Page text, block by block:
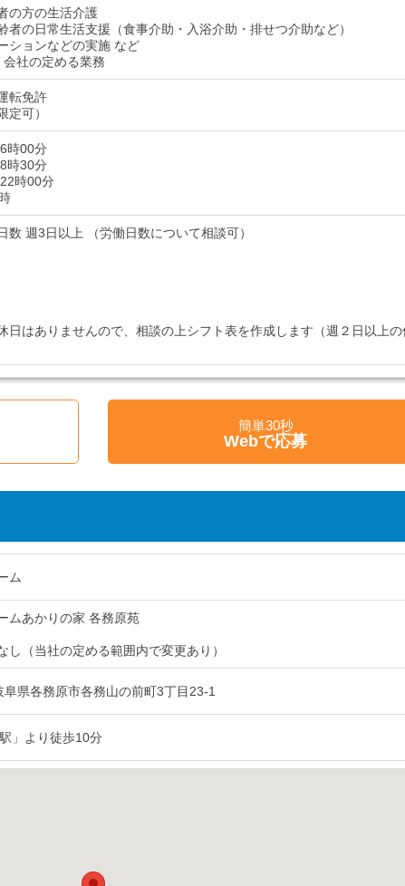
の方の生活介護
者の日常生活支援（食事介助・入浴介助・排せつ介助など）
ションなどの実施 など
社の定める業務
転免許
定可）
時00分
時30分
時00分
数 週3日以上 （労働日数について相談可）
日はありませんので、相談の上シフト表を作成します（週２日以上の
簡単30秒
Webで応募
ム
ムあかりの家 各務原苑
し（当社の定める範囲内で変更あり）
県各務原市各務山の前町3丁目23-1
」より徒歩10分